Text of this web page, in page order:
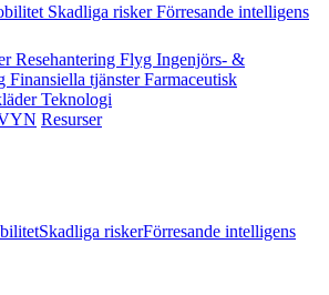
Skadliga riskerFörresande intelligens
Resehantering Flyg Ingenjörs- &
Finansiella tjänsterFarmaceutisk
Teknologi
Resurser
Skadliga riskerFörresande intelligens